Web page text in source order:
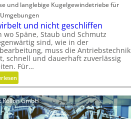
i
e
n
k
n
a
u
f
m
i
t
s
r
M
V
O
-
C
h
e
c
u
n
s
t
s
t
o
f
f
a
b
f
und langlebige Kugelgewindetriebe für
und nicht geschliffen
wo Späne, Staub und Schmutz
sind, wie in der
muss die Antriebstechnik
schnell und dauerhaft zuverlässig
Für…
:
G
e
w
i
Rollon GmbH